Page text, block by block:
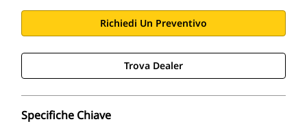
Richiedi Un Preventivo
Trova Dealer
Specifiche Chiave